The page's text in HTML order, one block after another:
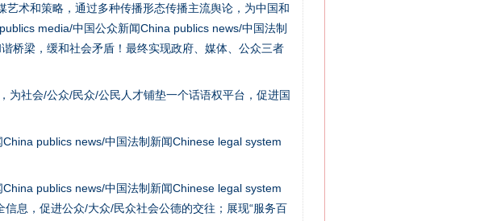
术和策略，通过多种传播形态传播主流舆论，为中国和
media/中国公众新闻China publics news/中国法制
桥梁，缓和社会矛盾！最终实现政府、媒体、公众三者
为社会/公众/民众/公民人才铺垫一个话语权平台，促进国
publics news/中国法制新闻Chinese legal system
publics news/中国法制新闻Chinese legal system
息，促进公众/大众/民众社会公德的交往；展现“服务百